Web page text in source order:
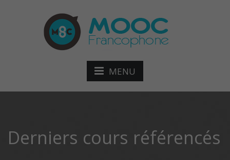
MENU
Derniers cours référencés